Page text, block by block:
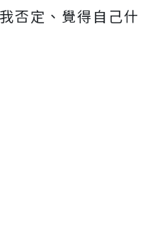
否定、覺得自己什